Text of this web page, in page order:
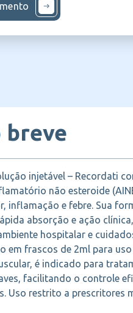
breve
injetável – Recordati
não esteroide
inflamação e febre. Sua
absorção e ação
hospitalar e
em frascos de 2ml para uso
é indicado para
facilitando o controle
Uso restrito a prescritores